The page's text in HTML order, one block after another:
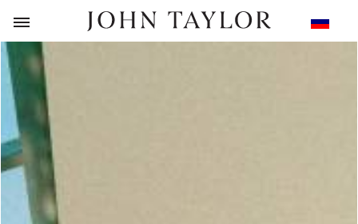
НАЗАД